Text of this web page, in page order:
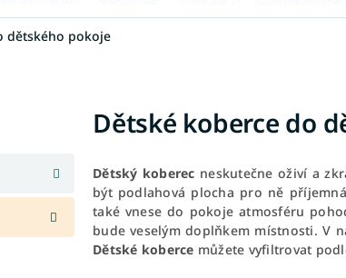
dětského pokoje
Dětské koberce do
Dětský koberec neskutečne oživí a
být podlahová plocha pro ně
také vnese do pokoje atmosféru
bude veselým doplňkem místnosti. V
Dětské koberce můžete vyfiltrovat